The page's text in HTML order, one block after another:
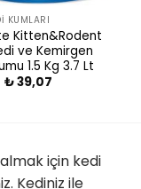
KUMLARI
Kitten&Rodent
ve Kemirgen
1.5 Kg 3.7 Lt
₺39,07
için kedi
Kediniz ile